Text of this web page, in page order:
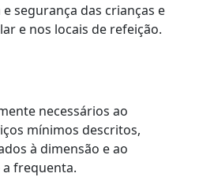
segurança das crianças e
e nos locais de refeição.
necessários ao
mínimos descritos,
à dimensão e ao
frequenta.